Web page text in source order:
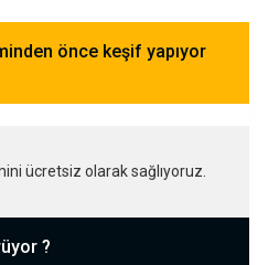
önce keşif yapıyor
ücretsiz olarak sağlıyoruz.
?